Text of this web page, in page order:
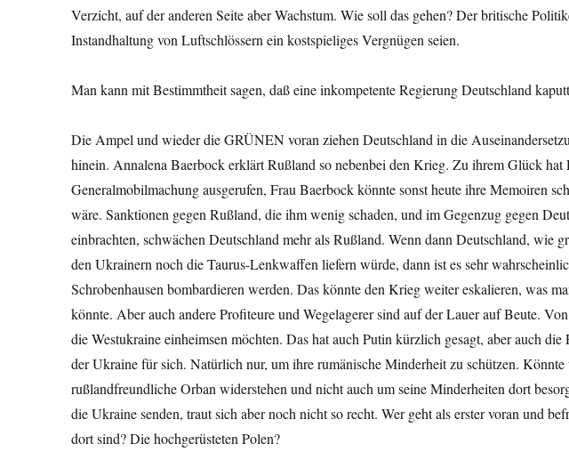
Verzicht, auf der anderen Seite aber Wachstum. Wie soll das gehen? Der britische
Instandhaltung von Luftschlössern ein kostspieliges Vergnügen seien.
Man kann mit Bestimmtheit sagen, daß eine inkompetente Regierung Deutschland
Die Ampel und wieder die GRÜNEN voran ziehen Deutschland in die
hinein. Annalena Baerbock erklärt Rußland so nebenbei den Krieg. Zu ihrem Glück
Generalmobilmachung ausgerufen, Frau Baerbock könnte sonst heute ihre Memoiren
wäre. Sanktionen gegen Rußland, die ihm wenig schaden, und im Gegenzug gegen
einbrachten, schwächen Deutschland mehr als Rußland. Wenn dann Deutschland, wie
den Ukrainern noch die Taurus-Lenkwaffen liefern würde, dann ist es sehr
Schrobenhausen bombardieren werden. Das könnte den Krieg weiter eskalieren, was
könnte. Aber auch andere Profiteure und Wegelagerer sind auf der Lauer auf Beute.
die Westukraine einheimsen möchten. Das hat auch Putin kürzlich gesagt, aber auch die
der Ukraine für sich. Natürlich nur, um ihre rumänische Minderheit zu schützen. Könnte
rußlandfreundliche Orban widerstehen und nicht auch um seine Minderheiten dort
die Ukraine senden, traut sich aber noch nicht so recht. Wer geht als erster voran und
dort sind? Die hochgerüsteten Polen?